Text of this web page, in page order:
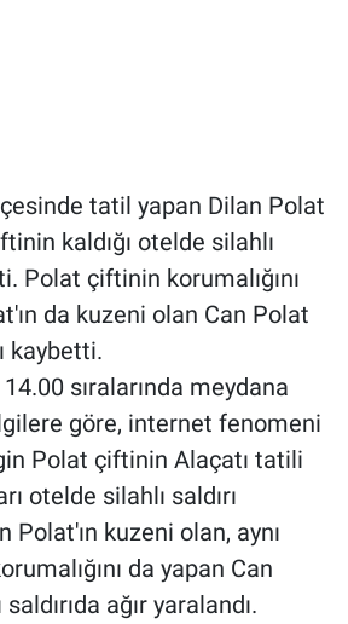
tatil yapan Dilan Polat
kaldığı otelde silahlı
Polat çiftinin korumalığını
da kuzeni olan Can Polat
kaybetti.
sıralarında meydana
göre, internet fenomeni
Polat çiftinin Alaçatı tatili
otelde silahlı saldırı
Polat'ın kuzeni olan, aynı
da yapan Can
ağır yaralandı.